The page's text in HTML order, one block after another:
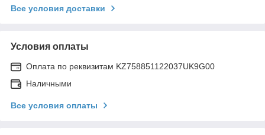
Все условия доставки
Условия оплаты
Оплата по реквизитам KZ758851122037UK9G00
Наличными
Все условия оплаты